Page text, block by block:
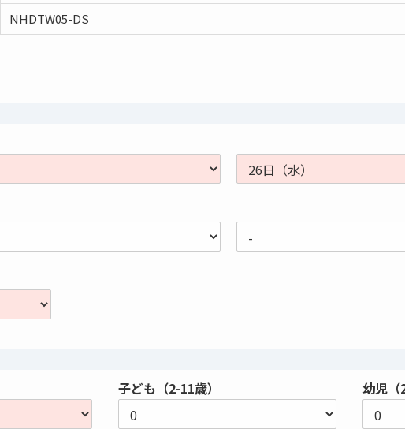
NHDTW05-DS
子ども（2-11歳） 幼児（